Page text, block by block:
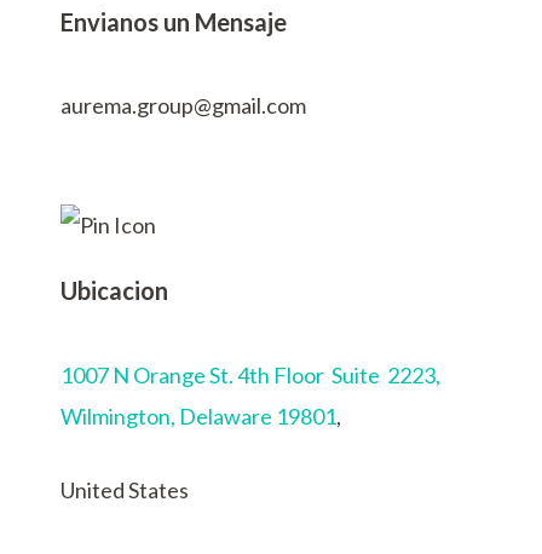
Envianos un Mensaje
aurema.group@gmail.com
Ubicacion
1007 N Orange St. 4th Floor Suite 2223,
Wilmington, Delaware 19801,
United States